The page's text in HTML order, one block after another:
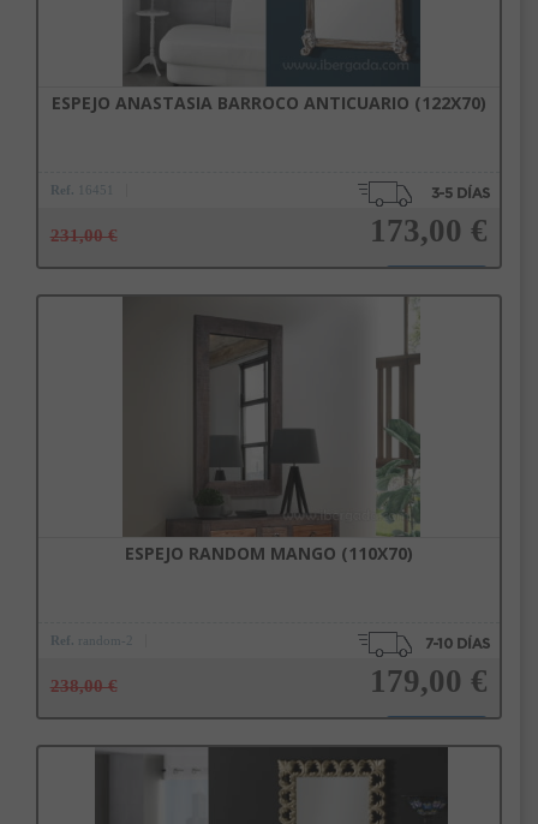
ESPEJO ANASTASIA BARROCO ANTICUARIO (122X70)
Ref. 16451
231,00 € 173,00 €
Añadir a la cesta
ESPEJO RANDOM MANGO (110X70)
Ref. random-2
238,00 € 179,00 €
Añadir a la cesta